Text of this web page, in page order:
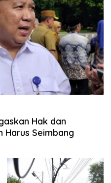
Hak dan
Harus Seimbang